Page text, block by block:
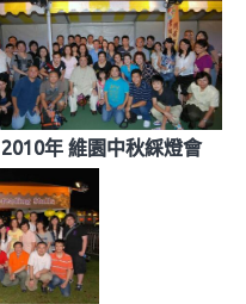
2010年 維園中秋綵燈會